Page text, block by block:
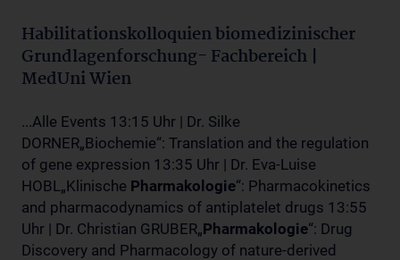
Habilitationskolloquien biomedizinischer
Grundlagenforschung- Fachbereich |
MedUni Wien
...Alle Events 13:15 Uhr | Dr. Silke
DORNER„Biochemie“: Translation and the regulation
of gene expression 13:35 Uhr | Dr. Eva-Luise
HOBL„Klinische Pharmakologie“: Pharmacokinetics
and pharmacodynamics of antiplatelet drugs 13:55
Uhr | Dr. Christian GRUBER„Pharmakologie“: Drug
Discovery and Pharmacology of nature-derived